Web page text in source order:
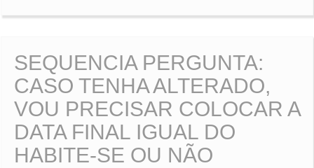
SEQUENCIA PERGUNTA:
CASO TENHA ALTERADO,
VOU PRECISAR COLOCAR A
DATA FINAL IGUAL DO
HABITE-SE OU NÃO